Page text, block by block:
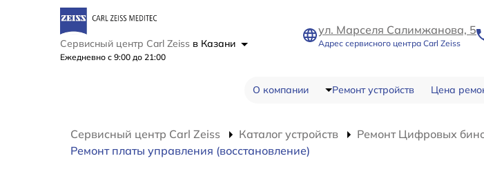
Сервисный центр Carl Zeiss в Казани
Ежедневно с 9:00 до 21:00
ул. Марселя Салимжанова, 5
Адрес сервисного центра Carl Zeiss
О компании Ремонт устройств Цена
Сервисный центр Carl Zeiss Каталог устройств Ремонт Цифровых
Ремонт платы управления (восстановление)